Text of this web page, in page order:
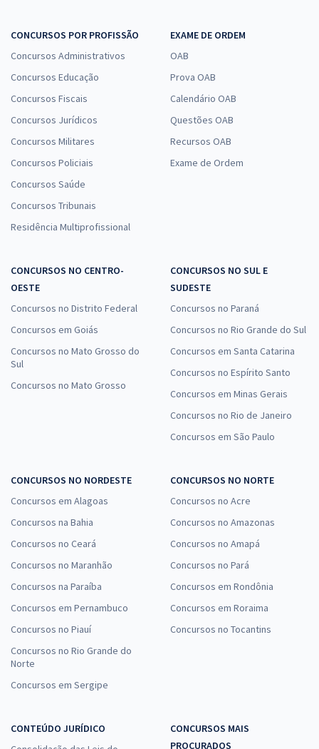
CONCURSOS POR PROFISSÃO
Concursos Administrativos
Concursos Educação
Concursos Fiscais
Concursos Jurídicos
Concursos Militares
Concursos Policiais
Concursos Saúde
Concursos Tribunais
Residência Multiprofissional
EXAME DE ORDEM
OAB
Prova OAB
Calendário OAB
Questões OAB
Recursos OAB
Exame de Ordem
CONCURSOS NO CENTRO-
OESTE
Concursos no Distrito Federal
Concursos em Goiás
Concursos no Mato Grosso do
Sul
Concursos no Mato Grosso
CONCURSOS NO SUL E
SUDESTE
Concursos no Paraná
Concursos no Rio Grande do Sul
Concursos em Santa Catarina
Concursos no Espírito Santo
Concursos em Minas Gerais
Concursos no Rio de Janeiro
Concursos em São Paulo
CONCURSOS NO NORDESTE
Concursos em Alagoas
Concursos na Bahia
Concursos no Ceará
Concursos no Maranhão
Concursos na Paraíba
Concursos em Pernambuco
Concursos no Piauí
Concursos no Rio Grande do
Norte
Concursos em Sergipe
CONCURSOS NO NORTE
Concursos no Acre
Concursos no Amazonas
Concursos no Amapá
Concursos no Pará
Concursos em Rondônia
Concursos em Roraima
Concursos no Tocantins
CONTEÚDO JURÍDICO
CONCURSOS MAIS
PROCURADOS